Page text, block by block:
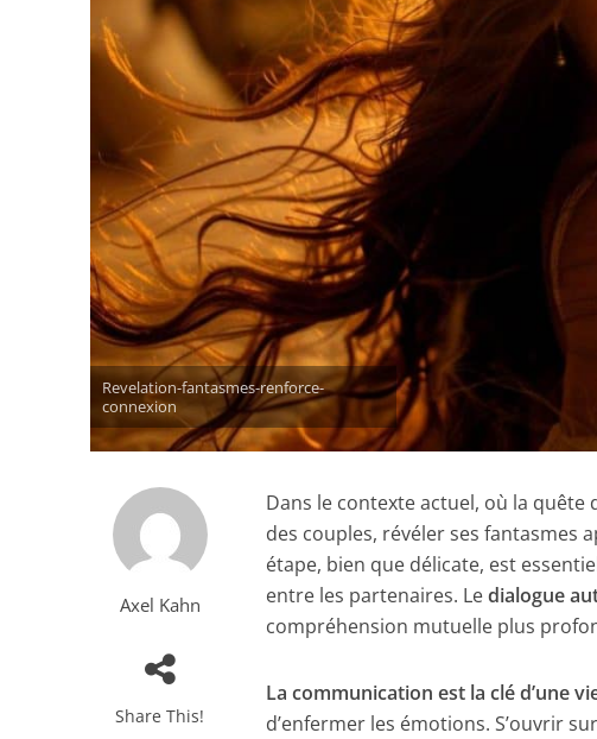
Revelation-fantasmes-renforce-
connexion
Axel Kahn
Share This!
Dans le contexte actuel, où la quête
des couples, révéler ses fantasmes
étape, bien que délicate, est
entre les partenaires. Ledialogue
compréhension mutuelle plus
La communication est la clé d’une
d’enfermer les émotions. S’ouvrir